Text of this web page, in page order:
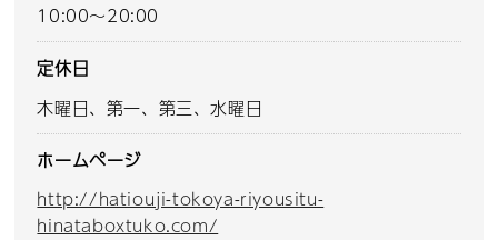
10:00～20:00
定休日
木曜日、第一、第三、水曜日
ホームページ
http://hatiouji-tokoya-riyousitu-
hinataboxtuko.com/